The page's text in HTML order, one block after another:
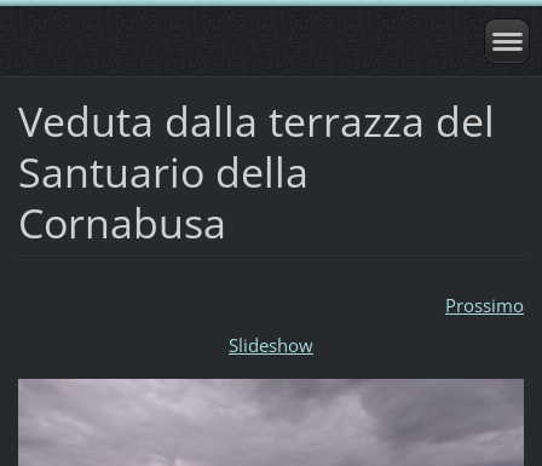
Veduta dalla terrazza del
Santuario della
Cornabusa
Prossimo
Slideshow